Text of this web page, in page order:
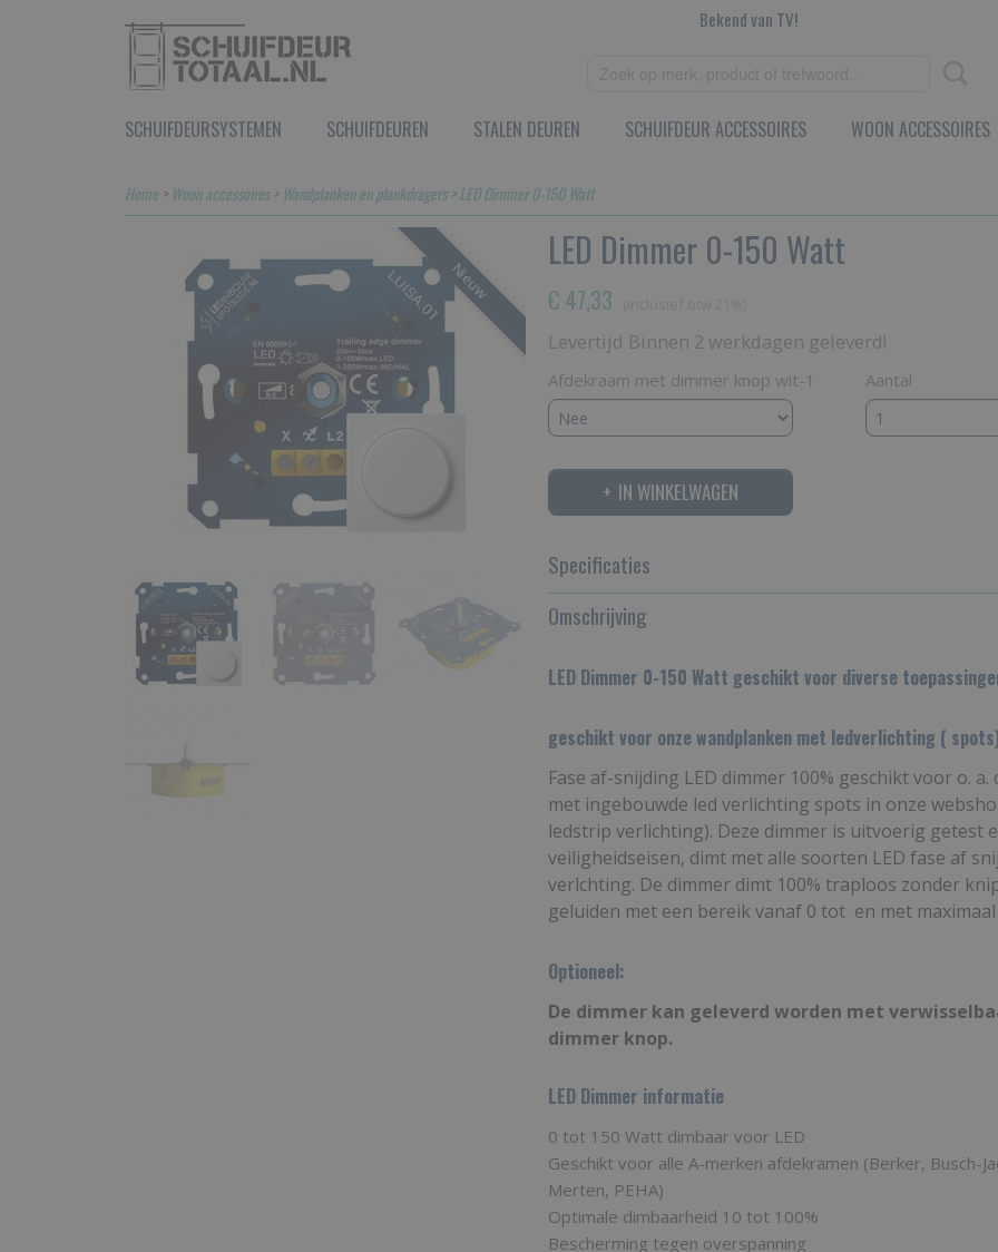
Bekend van TV!
SCHUIFDEURSYSTEMEN SCHUIFDEUREN STALEN DEUREN SCHUIFDEUR ACCESSOIRES WOON ACCESSOIRES
Home> Woon accessoires> Wandplanken en plankdragers>LED Dimmer 0-150 Watt
Nieuw
LED Dimmer 0-150 Watt
€ 47,33
Levertijd Binnen 2 werkdagen geleverd!
Afdekraam met dimmer knop wit-1 Aantal
IN WINKELWAGEN
Specificaties
Productcode
Omschrijving
LED Dimmer 0-150 Watt geschikt voor diverse
geschikt voor onze wandplanken met ledverlichting (
Fase af-snijding LED dimmer 100% geschikt voor o.
met ingebouwde led verlichting spots in onze
ledstrip verlichting). Deze dimmer is uitvoerig getest
veiligheidseisen, dimt met alle soorten LED fase af
verlchting. De dimmer dimt 100% traploos zonder
geluiden met een bereik vanaf 0 tot en met
Optioneel:
De dimmer kan geleverd worden met
dimmer knop.
LED Dimmer informatie
0 tot 150 Watt dimbaar voor LED
Geschikt voor alle A-merken afdekramen (Berker, Busch-
Merten, PEHA)
Optimale dimbaarheid 10 tot 100%
Bescherming tegen overspanning